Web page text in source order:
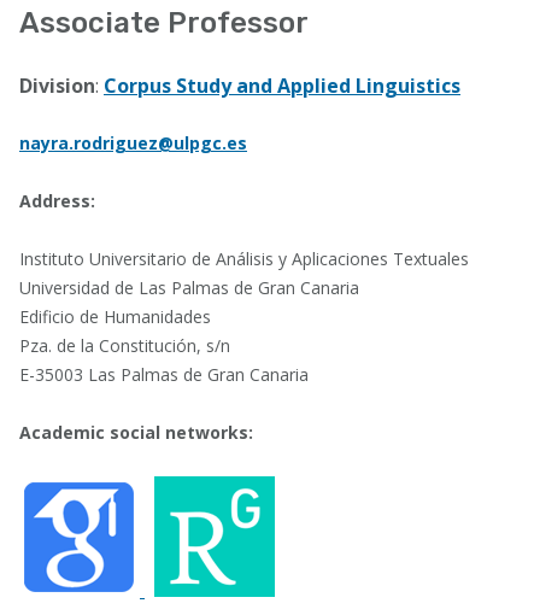
Associate Professor
Division: Corpus Study and Applied Linguistics
nayra.rodriguez@ulpgc.es
Address:
Instituto Universitario de Análisis y Aplicaciones Textuales
Universidad de Las Palmas de Gran Canaria
Edificio de Humanidades
Pza. de la Constitución, s/n
E-35003 Las Palmas de Gran Canaria
Academic social networks: